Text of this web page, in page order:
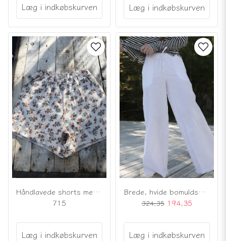
Læg i indkøbskurven Læg i indkøbskurven
Håndlavede shorts med blomstermønster
715
Læg i indkøbskurven
Brede, hvide bomuldsbukser
324,35 194,35
Læg i indkøbskurven